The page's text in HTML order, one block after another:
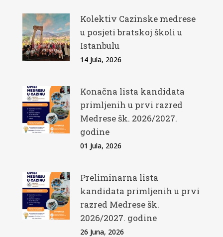
Kolektiv Cazinske medrese
u posjeti bratskoj školi u
Istanbulu
14 Jula, 2026
Konačna lista kandidata
primljenih u prvi razred
Medrese šk. 2026/2027.
godine
01 Jula, 2026
Preliminarna lista
kandidata primljenih u prvi
razred Medrese šk.
2026/2027. godine
26 Juna, 2026